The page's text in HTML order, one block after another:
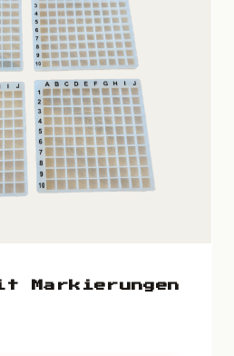
Markierungen